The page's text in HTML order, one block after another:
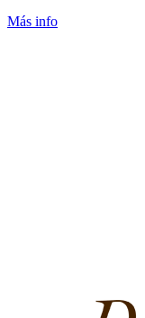
Más info